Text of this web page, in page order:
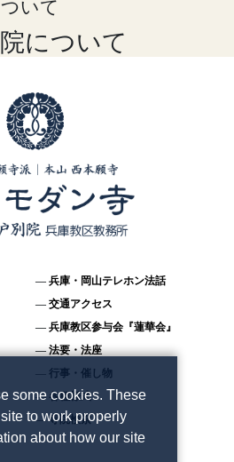
兵庫・岡山テレホン法話
交通アクセス
兵庫教区参与会『蓮華会』
法要・法座
行事・催し物
各種様式
寺院検索
some cookies. These
to work properly
about how our site